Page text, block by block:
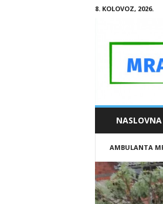
8. KOLOVOZ, 2026.
M
A
L
N
.
NASLOVNA
AMBULANTA